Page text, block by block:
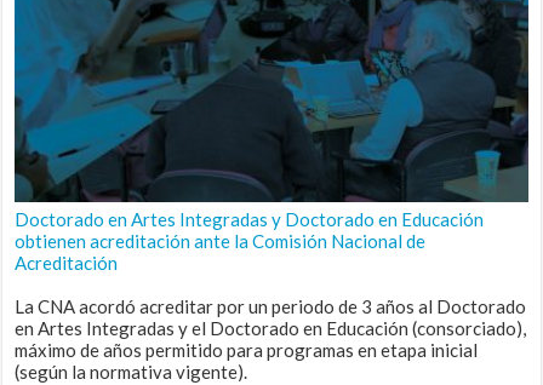
Doctorado en Artes Integradas y Doctorado en Educación
obtienen acreditación ante la Comisión Nacional de
Acreditación
La CNA acordó acreditar por un periodo de 3 años al Doctorado
en Artes Integradas y el Doctorado en Educación (consorciado),
máximo de años permitido para programas en etapa inicial
(según la normativa vigente).